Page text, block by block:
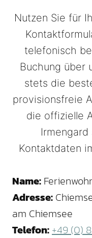
Nutzen Sie für
telefonisch
Buchung über
stets die
provisionsfreie
die offizielle
Kontaktdaten
Name:
Adresse:
am Chiemsee
Telefon:+49 (0)